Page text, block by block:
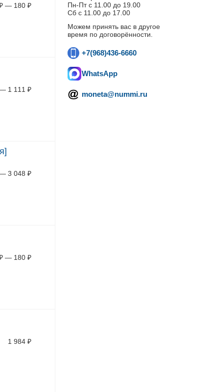
— 180 ₽
1 111 ₽
3 048 ₽
— 180 ₽
1 984 ₽
Пн-Пт c 11.00 до 19.00
Сб с 11.00 до 17.00
Можем принять вас в другое
время по договорённости.
+7(968)436-6660
WhatsApp
moneta@nummi.ru